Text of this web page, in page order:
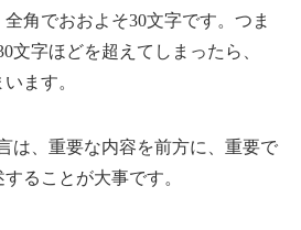
角でおおよそ30文字です。つま
文字ほどを超えてしまったら、
ます。
は、重要な内容を前方に、重要で
ることが大事です。